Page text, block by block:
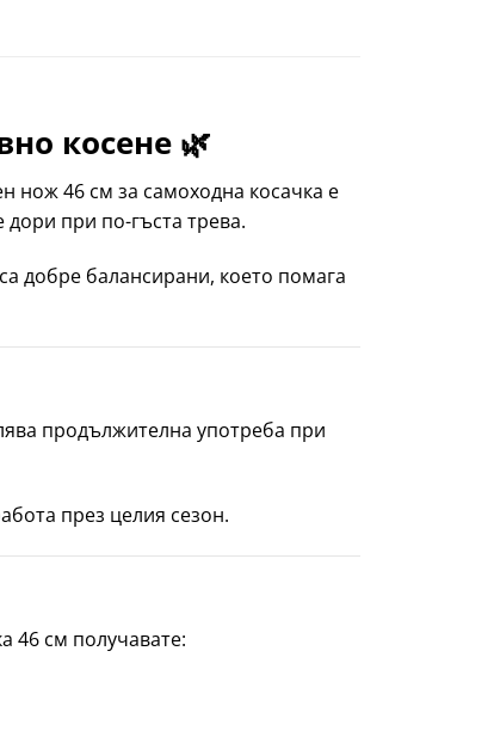
косене 🌿
нож 46 см за самоходна косачка е
при по-гъста трева.
добре балансирани, което помага
продължителна употреба при
през целия сезон.
46 см получавате: